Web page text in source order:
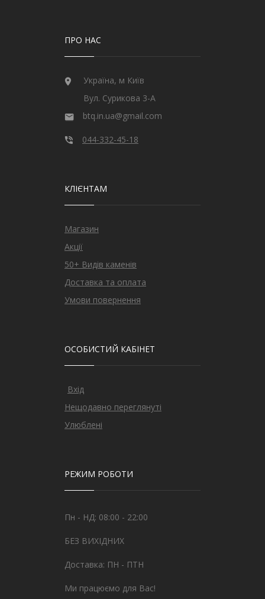
ПРО НАС
Україна, м Київ
Вул. Сурикова 3-А
btq.in.ua@gmail.com
044-332-45-18
КЛІЄНТАМ
Магазин
Акції
50+ Видів каменів
Доставка та оплата
Умови повернення
ОСОБИСТИЙ КАБІНЕТ
Вхід
Нещодавно переглянуті
Улюблені
РЕЖИМ РОБОТИ
Пн - НД: 08:00 - 22:00
БЕЗ ВИХІДНИХ
Доставка: ПН - ПТН
Ми працюємо для Вас!